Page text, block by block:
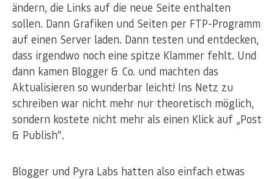
ändern, die Links auf die neue Seite enthalten
sollen. Dann Grafiken und Seiten per FTP-Programm
auf einen Server laden. Dann testen und entdecken,
dass irgendwo noch eine spitze Klammer fehlt. Und
dann kamen Blogger & Co. und machten das
Aktualisieren so wunderbar leicht! Ins Netz zu
schreiben war nicht mehr nur theoretisch möglich,
sondern kostete nicht mehr als einen Klick auf „Post
& Publish“.
Blogger und Pyra Labs hatten also einfach etwas